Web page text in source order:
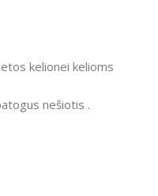
kelionei kelioms
nešiotis .